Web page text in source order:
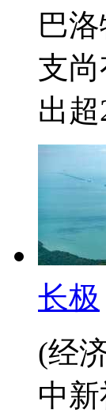
巴
支
出超
长极
(经
中